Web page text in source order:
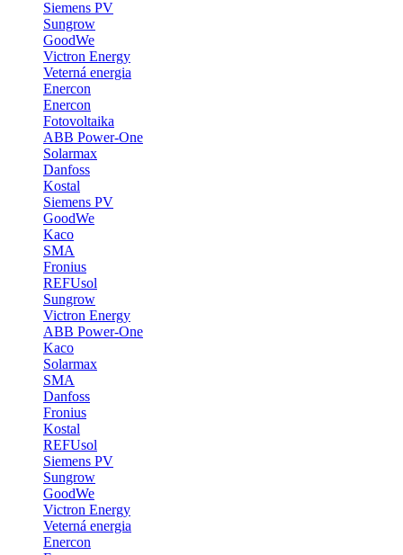
Siemens PV
Sungrow
GoodWe
Victron Energy
Veterná energia
Enercon
Enercon
Fotovoltaika
ABB Power-One
Solarmax
Danfoss
Kostal
Siemens PV
GoodWe
Kaco
SMA
Fronius
REFUsol
Sungrow
Victron Energy
ABB Power-One
Kaco
Solarmax
SMA
Danfoss
Fronius
Kostal
REFUsol
Siemens PV
Sungrow
GoodWe
Victron Energy
Veterná energia
Enercon